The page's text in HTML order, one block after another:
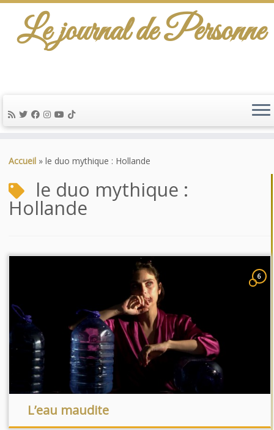
au
Le journal de Personne
Accueil » le duo mythique : Hollande
le duo mythique :
Hollande
6
L’eau maudite